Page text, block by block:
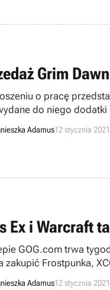
Grim
o pracę
do niego dodatki
Adamus12 stycznia
Ex i Warcraft
GOG.com trwa
zakupić Frostpunka,
Adamus12 stycznia